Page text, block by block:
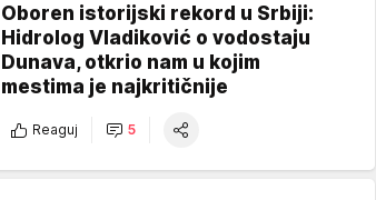
Oboren istorijski rekord u Srbiji:
Hidrolog Vladiković o vodostaju
Dunava, otkrio nam u kojim
mestima je najkritičnije
Reaguj 5